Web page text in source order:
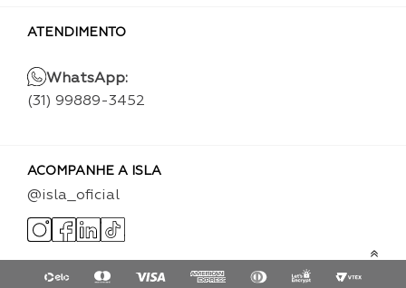
ATENDIMENTO
WhatsApp:
(31) 99889-3452
ACOMPANHE A ISLA
@isla_oficial